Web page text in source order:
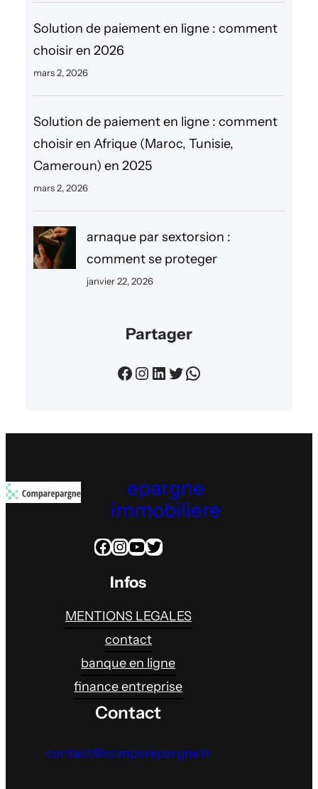
Solution de paiement en ligne : comment
choisir en 2026
mars 2, 2026
Solution de paiement en ligne : comment
choisir en Afrique (Maroc, Tunisie,
Cameroun) en 2025
mars 2, 2026
arnaque par sextorsion :
comment se proteger
janvier 22, 2026
Partager
Facebook Instagram LinkedIn Twitter WhatsApp
epargne
immobiliere
Facebook InstagramYouTube Twitter
Infos
MENTIONS LEGALES
contact
banque en ligne
finance entreprise
Contact
contact@comparepargne.fr